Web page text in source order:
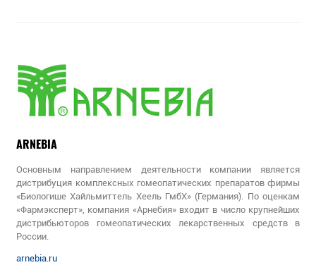
ARNEBIA
Основным направлением деятельности компании является
дистрибуция комплексных гомеопатических препаратов фирмы
«Биологише Хайльмиттель Хеель ГмбХ» (Германия). По оценкам
«Фармэксперт», компания «Арнебия» входит в число крупнейших
дистрибьюторов гомеопатических лекарственных средств в
России.
arnebia.ru